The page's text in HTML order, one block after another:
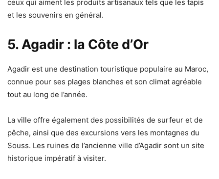
ceux qui aiment les produits artisanaux tels que les tapis
et les souvenirs en général.
5. Agadir : la Côte d’Or
Agadir est une destination touristique populaire au Maroc,
connue pour ses plages blanches et son climat agréable
tout au long de l’année.
La ville offre également des possibilités de surfeur et de
pêche, ainsi que des excursions vers les montagnes du
Souss. Les ruines de l’ancienne ville d’Agadir sont un site
historique impératif à visiter.